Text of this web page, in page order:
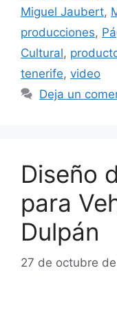
Miguel Jaubert,
producciones,
Cultural,
tenerife, video
Deja un
Diseño
para
Dulpán
27 de octubre